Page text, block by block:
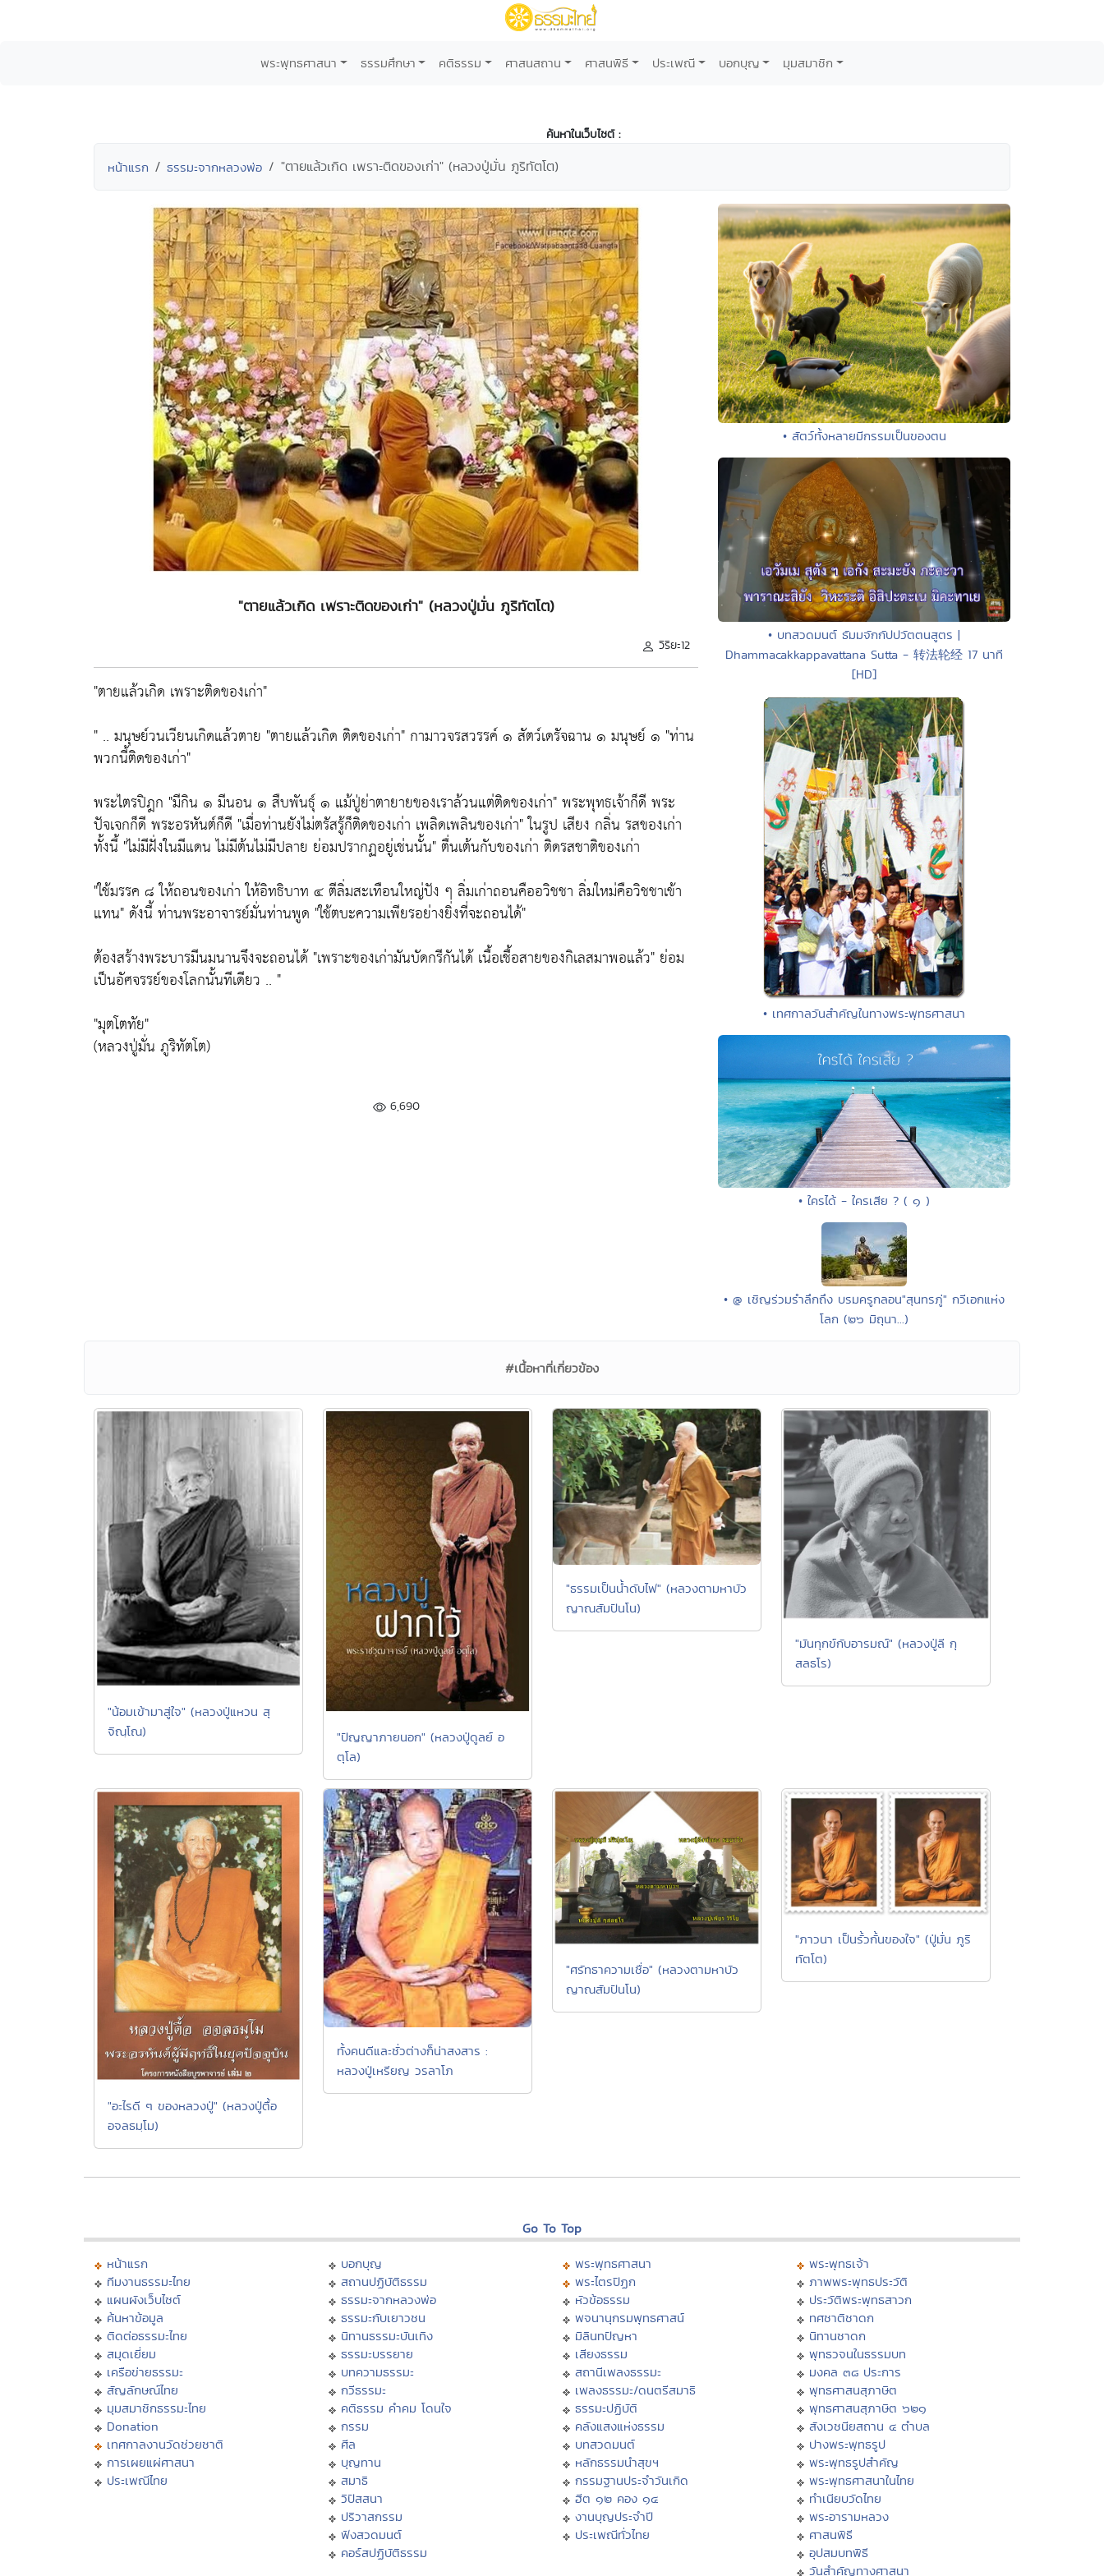
พระพุทธศาสนา ธรรมศึกษา คติธรรม ศาสนสถาน ศาสนพิธี ประเพณี บอกบุญ มุมสมาชิก
ค้นหาในเว็บไซต์ :
หน้าแรก ธรรมะจากหลวงพ่อ "ตายแล้วเกิด เพราะติดของเก่า" (หลวงปู่มั่น ภูริทัตโต)
"ตายแล้วเกิด เพราะติดของเก่า" (หลวงปู่มั่น ภูริทัตโต)
วิริยะ12
"ตายแล้วเกิด เพราะติดของเก่า"
" .. มนุษย์วนเวียนเกิดแล้วตาย "ตายแล้วเกิด ติดของเก่า" กามาวจรสวรรค์ ๑ สัตว์เดรัจฉาน ๑ มนุษย์ ๑ "ท่าน
พวกนี้ติดของเก่า"
พระไตรปิฎก "มีกิน ๑ มีนอน ๑ สืบพันธุ์ ๑ แม้ปู่ย่าตายายของเราล้วนแต่ติดของเก่า" พระพุทธเจ้าก็ดี พระ
ปัจเจกก็ดี พระอรหันต์ก็ดี "เมื่อท่านยังไม่ตรัสรู้ก็ติดของเก่า เพลิดเพลินของเก่า" ในรูป เสียง กลิ่น รสของเก่า
ทั้งนี้ "ไม่มีฝั่งในมีแดน ไม่มีต้นไม่มีปลาย ย่อมปรากฏอยู่เช่นนั้น" ตื่นเต้นกับของเก่า ติดรสชาติของเก่า
"ใช้มรรค ๘ ให้ถอนของเก่า ให้อิทธิบาท ๔ ตีลิ่มสะเทือนใหญ่ปัง ๆ ลิ่มเก่าถอนคืออวิชชา ลิ่มใหม่คือวิชชาเข้า
แทน" ดังนี้ ท่านพระอาจารย์มั่นท่านพูด "ใช้ตบะความเพียรอย่างยิ่งที่จะถอนได้"
ต้องสร้างพระบารมีนมนานจึงจะถอนได้ "เพราะของเก่ามันบัดกรีกันได้ เนื้อเชื้อสายของกิเลสมาพอแล้ว" ย่อม
เป็นอัศจรรย์ของโลกนั้นทีเดียว .. "
"มุตโตทัย"
(หลวงปู่มั่น ภูริทัตโต)
6,690
• สัตว์ทั้งหลายมีกรรมเป็นของตน
• บทสวดมนต์ ธัมมจักกัปปวัตตนสูตร |
Dhammacakkappavattana Sutta - 转法轮经 17 นาที
[HD]
• เทศกาลวันสำคัญในทางพระพุทธศาสนา
• ใครได้ - ใครเสีย ? ( ๑ )
• @ เชิญร่วมรำลึกถึง บรมครูกลอน"สุนทรภู่" กวีเอกแห่ง
โลก (๒๖ มิถุนา...)
#เนื้อหาที่เกี่ยวข้อง
"น้อมเข้ามาสู่ใจ" (หลวงปู่แหวน สุ
จิณฺโณ)
"ปัญญาภายนอก" (หลวงปู่ดูลย์ อ
ตุโล)
"ธรรมเป็นน้ำดับไฟ" (หลวงตามหาบัว
ญาณสัมปันโน)
"มันทุกข์กับอารมณ์" (หลวงปู่ลี กุ
สลธโร)
"อะไรดี ๆ ของหลวงปู่" (หลวงปู่ตื้อ
อจลธมฺโม)
ทั้งคนดีและชั่วต่างก็น่าสงสาร :
หลวงปู่เหรียญ วรลาโภ
"ศรัทธาความเชื่อ" (หลวงตามหาบัว
ญาณสัมปันโน)
"ภาวนา เป็นรั้วกั้นของใจ" (ปู่มั่น ภูริ
ทัตโต)
Go To Top
หน้าแรก
ทีมงานธรรมะไทย
แผนผังเว็บไซต์
ค้นหาข้อมูล
ติดต่อธรรมะไทย
สมุดเยี่ยม
เครือข่ายธรรมะ
สัญลักษณ์ไทย
มุมสมาชิกธรรมะไทย
Donation
เทศกาลงานวัดช่วยชาติ
การเผยแผ่ศาสนา
ประเพณีไทย
บอกบุญ
สถานปฏิบัติธรรม
ธรรมะจากหลวงพ่อ
ธรรมะกับเยาวชน
นิทานธรรมะบันเทิง
ธรรมะบรรยาย
บทความธรรมะ
กวีธรรมะ
คติธรรม คำคม โดนใจ
กรรม
ศีล
บุญทาน
สมาธิ
วิปัสสนา
ปริวาสกรรม
ฟังสวดมนต์
คอร์สปฏิบัติธรรม
พระพุทธศาสนา
พระไตรปิฏก
หัวข้อธรรม
พจนานุกรมพุทธศาสน์
มิลินทปัญหา
เสียงธรรม
สถานีเพลงธรรมะ
เพลงธรรมะ/ดนตรีสมาธิ
ธรรมะปฏิบัติ
คลังแสงแห่งธรรม
บทสวดมนต์
หลักธรรมนำสุขฯ
กรรมฐานประจำวันเกิด
ฮีต ๑๒ คอง ๑๔
งานบุญประจำปี
ประเพณีทั่วไทย
พระพุทธเจ้า
ภาพพระพุทธประวัติ
ประวัติพระพุทธสาวก
ทศชาติชาดก
นิทานชาดก
พุทธวจนในธรรมบท
มงคล ๓๘ ประการ
พุทธศาสนสุภาษิต
พุทธศาสนสุภาษิต ๖๒๑
สังเวชนียสถาน ๔ ตำบล
ปางพระพุทธรูป
พระพุทธรูปสำคัญ
พระพุทธศาสนาในไทย
ทำเนียบวัดไทย
พระอารามหลวง
ศาสนพิธี
อุปสมบทพิธี
วันสำคัญทางศาสนา